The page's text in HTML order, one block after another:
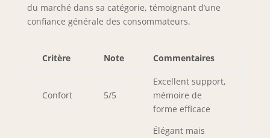
35kg/m3 permet
un soutien bien
fermeté ☁️
ACCUEIL
CONFORTABLE ET
DOUX ☁️ Effet «
comme dans un
nuage » Cela grâce
du marché dans sa catégorie, témoignant d’une
confiance générale des consommateurs.
Critère Note Commentaires
Confort 5/5
Excellent support,
mémoire de
forme efficace
Élégant mais